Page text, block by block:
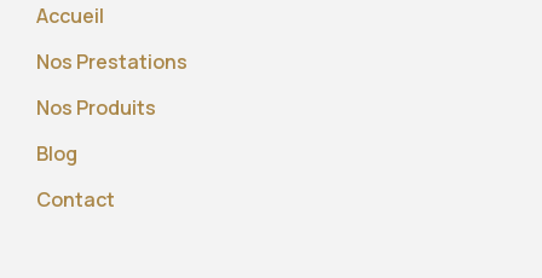
Accueil
Nos Prestations
Nos Produits
Blog
Contact